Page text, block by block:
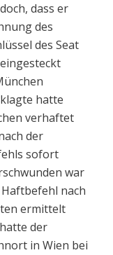
dass er
des
des Seat
hatte
verhaftet
der
sofort
war
nach
ermittelt
der
in Wien bei